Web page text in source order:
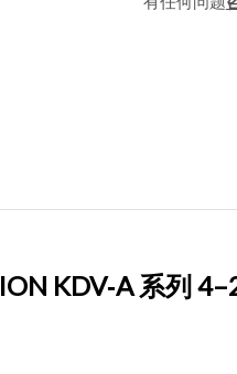
KDV‑A 系列